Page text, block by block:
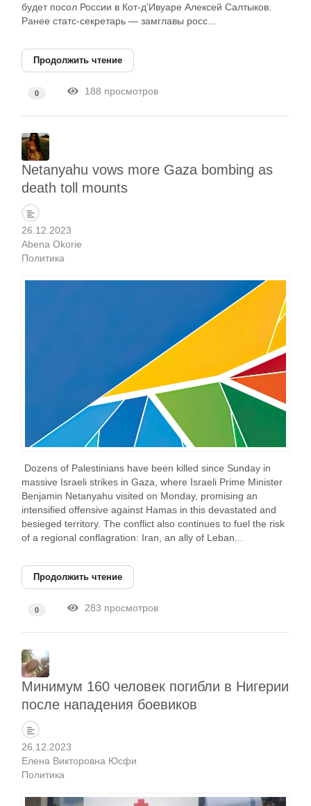
будет посол России в Кот-д'Ивуаре Алексей Салтыков.
Ранее статс-секретарь — замглавы росс...
Продолжить чтение
0 188 просмотров
Netanyahu vows more Gaza bombing as
death toll mounts
26.12.2023
Abena Okorie
Политика
Dozens of Palestinians have been killed since Sunday in
massive Israeli strikes in Gaza, where Israeli Prime Minister
Benjamin Netanyahu visited on Monday, promising an
intensified offensive against Hamas in this devastated and
besieged territory. The conflict also continues to fuel the risk
of a regional conflagration: Iran, an ally of Leban...
Продолжить чтение
0 283 просмотров
Минимум 160 человек погибли в Нигерии
после нападения боевиков
26.12.2023
Елена Викторовна Юсфи
Политика